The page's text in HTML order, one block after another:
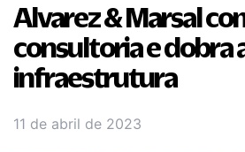
Alvarez & Marsal
consultoria e dobra
infraestrutura
11 de abril de 2023